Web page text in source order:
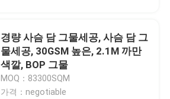
경량 사슴 담 그물세공, 사슴 담 그
물세공, 30GSM 높은, 2.1M 까만
색깔, BOP 그물
MOQ：83300SQM
가격：negotiable